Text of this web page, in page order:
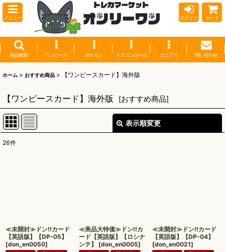
メニュー ログイン カート
商品検索 ワンピース ポケモン ドラゴンボール ユニアリ 問い合わせ
ホーム > おすすめ商品 > 【ワンピースカード】海外版
【ワンピースカード】海外版 [おすすめ商品]
表示順変更
26件
≪未開封≫ドン!!カード
【英語版】【DP-05】
[don_en0050]
≪美品大特価≫ドン!!カ
ード【英語版】【ロシナ
ンテ】
[don_en0005]
≪未開封≫ドン!!カード
【英語版】【DP-04】
[don_en0021]